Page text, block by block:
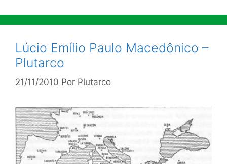
Lúcio Emílio Paulo Macedônico –
Plutarco
21/11/2010 Por Plutarco